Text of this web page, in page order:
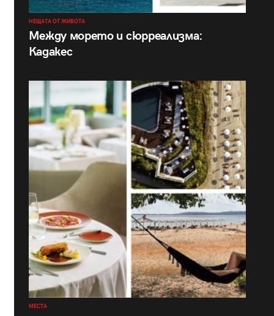
НЕЩАТА ОТ ЖИВОТА
Между морето и сюрреализма:
Кадакес
МЕСТА